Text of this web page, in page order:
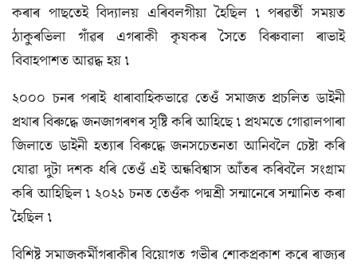
কৰাৰ পাছতেই বিদ্যালয় এৰিবলগীয়া হৈছিল ৷ পৰৱৰ্তী সময়ত
ঠাকুৰভিলা গাঁৱৰ এগৰাকী কৃষকৰ সৈতে বিৰুবালা ৰাভাই
বিবাহপাশত আৱদ্ধ হয় ৷
২০০০ চনৰ পৰাই ধাৰাবাহিকভাৱে তেওঁ সমাজত প্ৰচলিত ডাইনী
প্ৰথাৰ বিৰুদ্ধে জনজাগৰণৰ সৃষ্টি কৰি আহিছে ৷ প্ৰথমতে গোৱালপাৰা
জিলাতে ডাইনী হত্যাৰ বিৰুদ্ধে জনসচেতনতা আনিবলৈ চেষ্টা কৰি
যোৱা দুটা দশক ধৰি তেওঁ এই অন্ধবিশ্বাস আঁতৰ কৰিবলৈ সংগ্ৰাম
কৰি আহিছিল ৷ ২০২১ চনত তেওঁক পদ্মশ্ৰী সন্মানেৰে সন্মানিত কৰা
হৈছিল ৷
বিশিষ্ট সমাজকৰ্মীগৰাকীৰ বিয়োগত গভীৰ শোকপ্ৰকাশ কৰে ৰাজ্যৰ